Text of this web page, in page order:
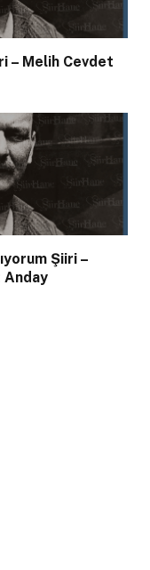
– Melih Cevdet
Şiiri –
Anday